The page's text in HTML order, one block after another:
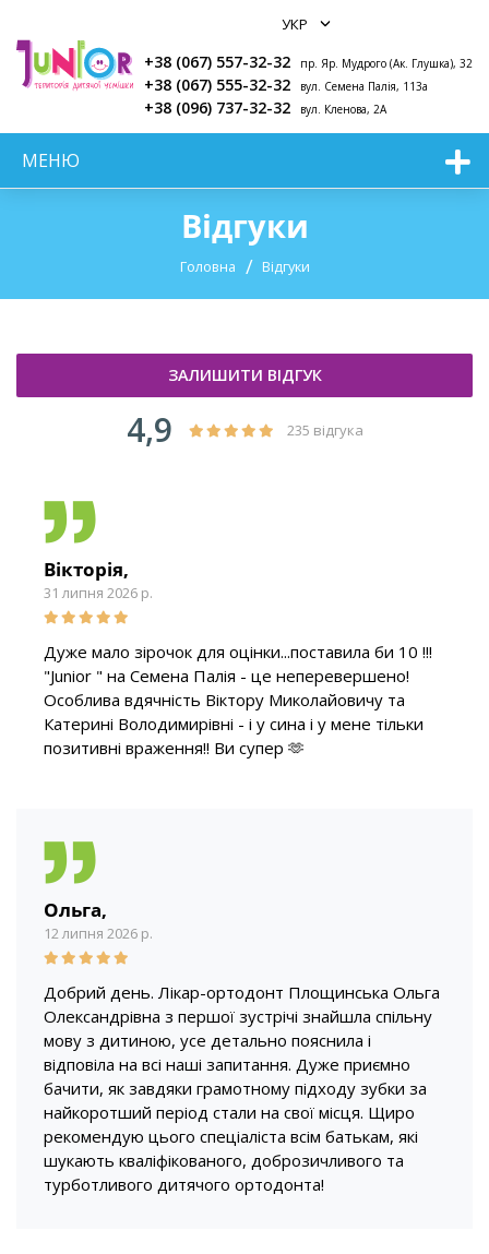
+38 (067) 557-32-32 пр. Яр. Мудрого (Ак. Глушка), 32
+38 (067) 555-32-32 вул. Семена Палія, 113а
+38 (096) 737-32-32 вул. Кленова, 2А
МЕНЮ
Відгуки
Головна Відгуки
ЗАЛИШИТИ ВІДГУК
4,9 235 відгука
Вікторія,
31 липня 2026 р.
Дуже мало зірочок для оцінки...поставила би 10 !!!
"Junior " на Семена Палія - це неперевершено!
Особлива вдячність Віктору Миколайовичу та
Катерині Володимирівні - і у сина і у мене тільки
позитивні враження!! Ви супер 🫶
Ольга,
12 липня 2026 р.
Добрий день. Лікар-ортодонт Площинська Ольга
Олександрівна з першої зустрічі знайшла спільну
мову з дитиною, усе детально пояснила і
відповіла на всі наші запитання. Дуже приємно
бачити, як завдяки грамотному підходу зубки за
найкоротший період стали на свої місця. Щиро
рекомендую цього спеціаліста всім батькам, які
шукають кваліфікованого, доброзичливого та
турботливого дитячого ортодонта!